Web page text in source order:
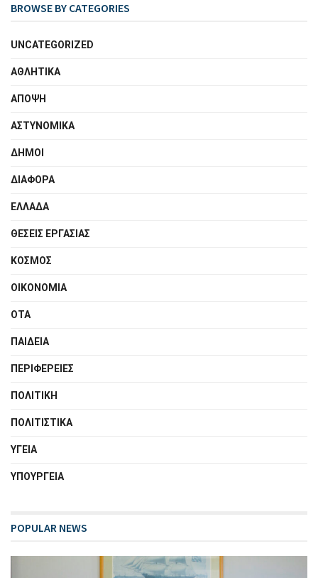
BROWSE BY CATEGORIES
UNCATEGORIZED
ΑΘΛΗΤΙΚΑ
ΑΠΟΨΗ
ΑΣΤΥΝΟΜΙΚΑ
ΔΗΜΟΙ
ΔΙΑΦΟΡΑ
ΕΛΛΑΔΑ
ΘΕΣΕΙΣ ΕΡΓΑΣΙΑΣ
ΚΟΣΜΟΣ
ΟΙΚΟΝΟΜΙΑ
ΟΤΑ
ΠΑΙΔΕΙΑ
ΠΕΡΙΦΕΡΕΙΕΣ
ΠΟΛΙΤΙΚΗ
ΠΟΛΙΤΙΣΤΙΚΑ
ΥΓΕΙΑ
ΥΠΟΥΡΓΕΙΑ
POPULAR NEWS